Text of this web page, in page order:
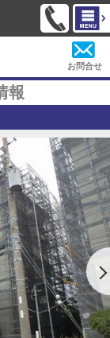
お問合せ
報